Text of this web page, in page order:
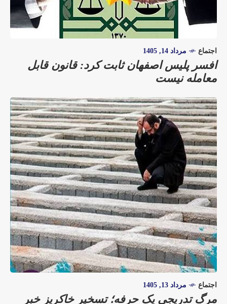
اجتماع مرداد 14, 1405
افسر پلیس اصفهان ثابت کرد: قانون قابل
معامله نیست
اجتماع مرداد 13, 1405
مرگِ تدریجیِ یک حرفه؛ تسخیر خاکریز خبر